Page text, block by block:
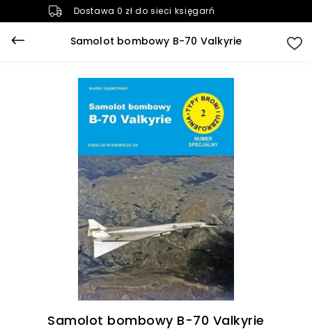
Dostawa 0 zł do sieci księgarń
Samolot bombowy B-70 Valkyrie
Samolot bombowy B-70 Valkyrie